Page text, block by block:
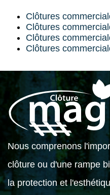
Clôtures
Clôtures
Clôtures
Clôtures
Nous comprenons
clôture ou d'une rampe
la protection et